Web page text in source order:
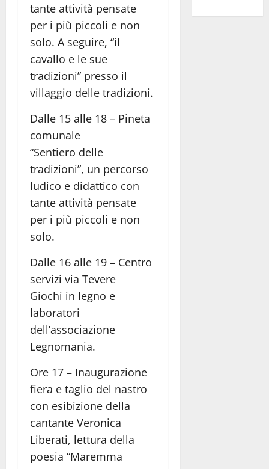
tante attività pensate
per i più piccoli e non
solo. A seguire, “il
cavallo e le sue
tradizioni” presso il
villaggio delle tradizioni.
Dalle 15 alle 18 – Pineta
comunale
“Sentiero delle
tradizioni”, un percorso
ludico e didattico con
tante attività pensate
per i più piccoli e non
solo.
Dalle 16 alle 19 – Centro
servizi via Tevere
Giochi in legno e
laboratori
dell’associazione
Legnomania.
Ore 17 – Inaugurazione
fiera e taglio del nastro
con esibizione della
cantante Veronica
Liberati, lettura della
poesia “Maremma
euro